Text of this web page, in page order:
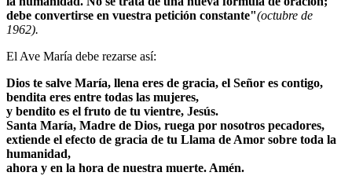
debe convertirse en vuestra petición constante"(octubre de
1962).
El Ave María debe rezarse así:
Dios te salve María, llena eres de gracia, el Señor es contigo,
bendita eres entre todas las mujeres,
y bendito es el fruto de tu vientre, Jesús.
Santa María, Madre de Dios, ruega por nosotros pecadores,
extiende el efecto de gracia de tu Llama de Amor sobre toda la
humanidad,
ahora y en la hora de nuestra muerte. Amén.